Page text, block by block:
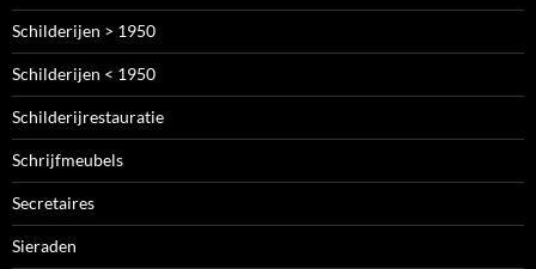
Schilderijen > 1950
Schilderijen < 1950
Schilderijrestauratie
Schrijfmeubels
Secretaires
Sieraden